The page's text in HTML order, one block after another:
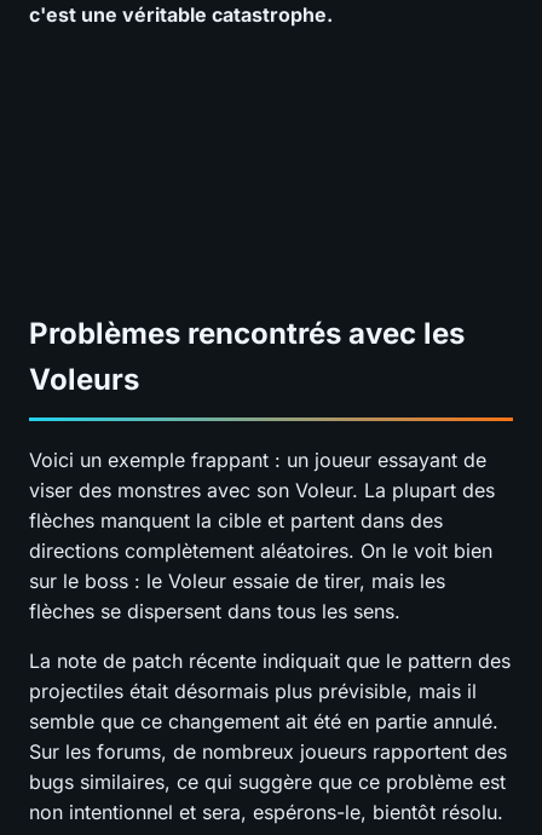
c'est une véritable catastrophe.
Problèmes rencontrés avec les
Voleurs
Voici un exemple frappant : un joueur essayant de
viser des monstres avec son Voleur. La plupart des
flèches manquent la cible et partent dans des
directions complètement aléatoires. On le voit bien
sur le boss : le Voleur essaie de tirer, mais les
flèches se dispersent dans tous les sens.
La note de patch récente indiquait que le pattern des
projectiles était désormais plus prévisible, mais il
semble que ce changement ait été en partie annulé.
Sur les forums, de nombreux joueurs rapportent des
bugs similaires, ce qui suggère que ce problème est
non intentionnel et sera, espérons-le, bientôt résolu.